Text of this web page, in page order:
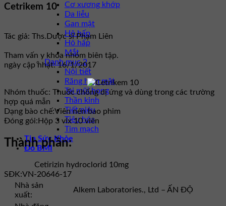
Cơ xương khớp
Da liễu
Gan mật
Hô hấp
Hô hấp
Mắt
Danh mục 2
Nội tiết
Răng hàm mặt
Tai mũi họng
Thần kinh
Tiết niệu
Tiêu hóa
Tim mạch
Tin Sức Khỏe
Đo BMI
Cetrikem 10
Tác giả: Ths.Dược sĩ Phạm Liên
Tham vấn y khoa nhóm biên tập.
ngày cập nhật: 16/1/2017
Nhóm thuốc: Thuốc chống dị ứng và dùng trong các trường
hợp quá mẫn
Dạng bào chế:Viên nén bao phim
Đóng gói: Hộp 3 vỉx 10 viên
Thành phần:
Cetirizin hydroclorid 10mg
SĐK:VN-20646-17
Nhà sản
xuất:
Alkem Laboratories., Ltd – ẤN ĐỘ